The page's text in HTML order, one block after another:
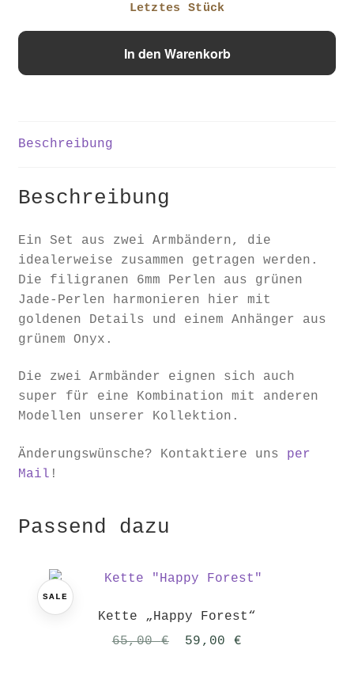
Letztes Stück
Jade
"Jungle
In den Warenkorb
Beschreibung
Beschreibung
Ein Set aus zwei Armbändern, die
idealerweise zusammen getragen werden.
Die filigranen 6mm Perlen aus grünen
Jade-Perlen harmonieren hier mit
goldenen Details und einem Anhänger aus
grünem Onyx.
Die zwei Armbänder eignen sich auch
super für eine Kombination mit anderen
Modellen unserer Kollektion.
Änderungswünsche? Kontaktiere uns per
Mail !
Passend dazu
SALE
Kette „Happy Forest“
65,00€
Ursprünglicher
59,00 €